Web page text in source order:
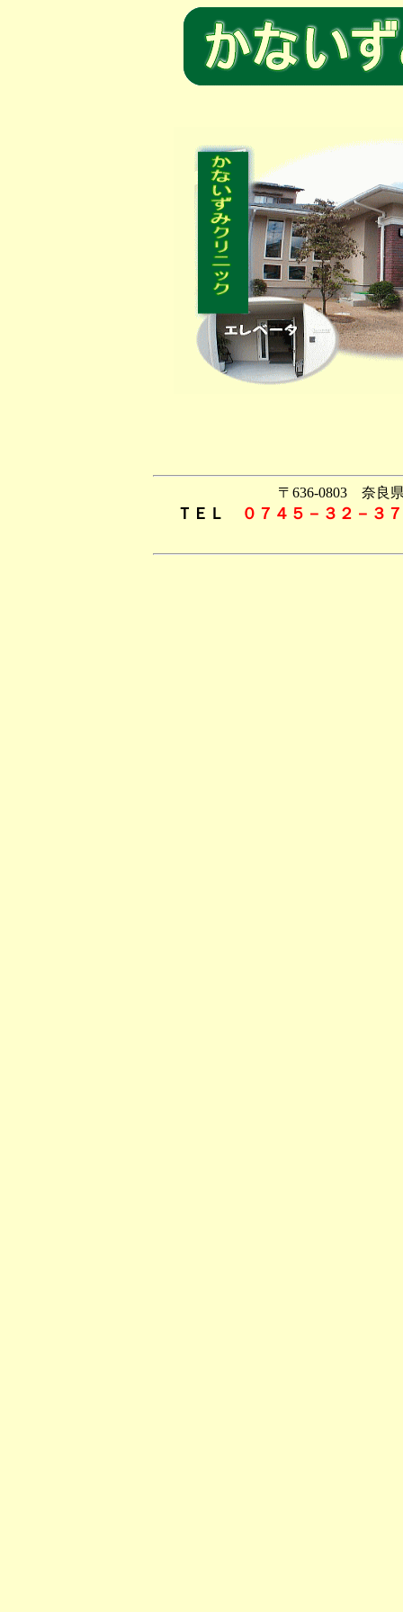
〒636-0803 奈良
ＴＥＬ ０７４５－３２－３